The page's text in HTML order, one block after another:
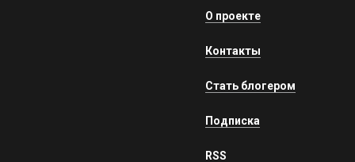
О проекте
Контакты
Стать блогером
Подписка
RSS